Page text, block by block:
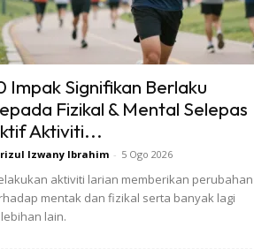
Impak Signifikan Berlaku
Fizikal & Mental Selepas
Aktiviti...
Izwany Ibrahim - 5 Ogo 2026
aktiviti larian memberikan perubahan
mentak dan fizikal serta banyak lagi
lain.